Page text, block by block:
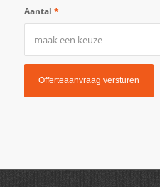
Aantal *